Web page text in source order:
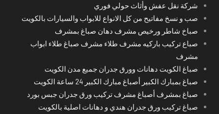
شركة نقل عفش وأثاث حولي فوري
صب و نسخ مفاتيح من كل الانواع للابواب والسيارات بالكويت
صباخ شاطر ورخيص مشرف دهان صباغ بمشرف
صباع تركيب باركيه مشرف طلاء مشرف صباغ طلاء ابواب
مشرف
صباغ الكويت دهانات وورق جدران جميع مدن الكويت
صباغ بمبارك الكبير أصباغ مبارك الكبير 24 ساعة الكويت
صباغ بمشرف أصباغ مشرف تركيب ورق جدران جبس بورد
صباغ تركيب ورق جدران هندي و دهانات اصلية بالكويت